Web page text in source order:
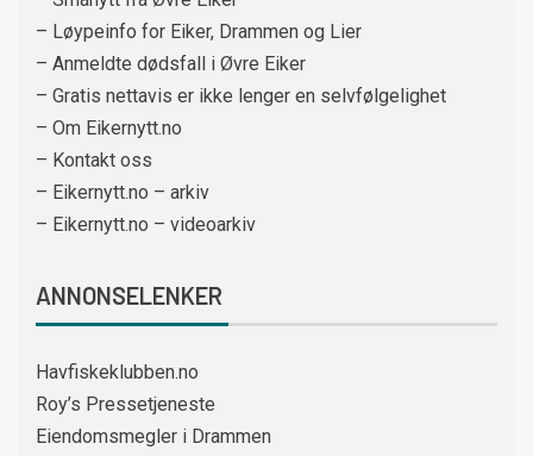
– Løypeinfo for Eiker, Drammen og Lier
– Anmeldte dødsfall i Øvre Eiker
– Gratis nettavis er ikke lenger en selvfølgelighet
– Om Eikernytt.no
– Kontakt oss
– Eikernytt.no – arkiv
– Eikernytt.no – videoarkiv
ANNONSELENKER
Havfiskeklubben.no
Roy’s Pressetjeneste
Eiendomsmegler i Drammen